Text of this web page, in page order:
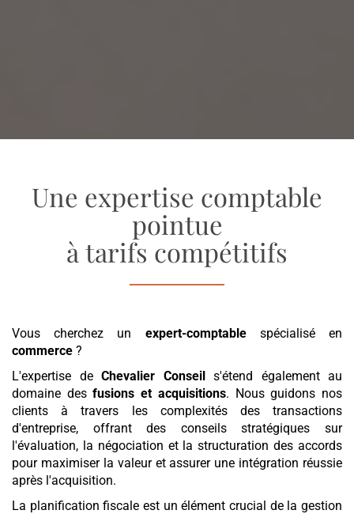
Une expertise comptable
pointue
à tarifs compétitifs
Vous cherchez un expert-comptablespécialisé en
commerce ?
L'expertise de Chevalier Conseil
s'étend également au
domaine desfusions et acquisitions. Nous guidons nos
clients à travers les complexités des transactions
d'entreprise, offrant des conseils stratégiques sur
l'évaluation, la négociation et la structuration des accords
pour maximiser la valeur et assurer une intégration réussie
après l'acquisition.
La planification fiscale est un élément crucial de la gestion